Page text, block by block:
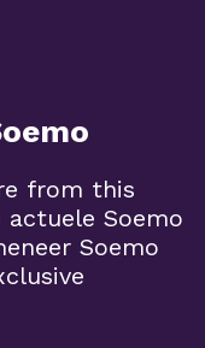
from this
Soemo
Soemo